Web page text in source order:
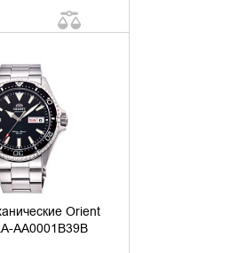
Orient
AA0001B39B
В КОРЗИНУ
В 1 КЛИК